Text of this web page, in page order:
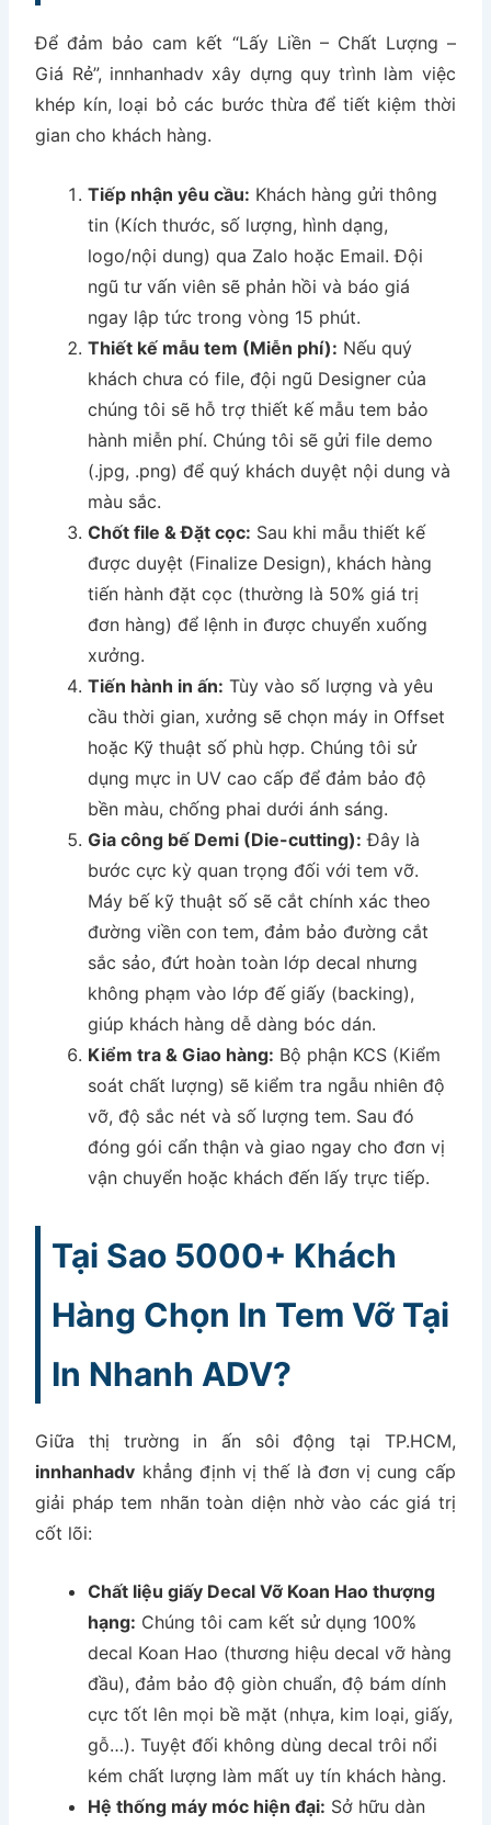
Để đảm bảo cam kết “Lấy Liền – Chất Lượng –
Giá Rẻ”, innhanhadv xây dựng quy trình làm việc
khép kín, loại bỏ các bước thừa để tiết kiệm thời
gian cho khách hàng.
Tiếp nhận yêu cầu: Khách hàng gửi thông
tin (Kích thước, số lượng, hình dạng,
logo/nội dung) qua Zalo hoặc Email. Đội
ngũ tư vấn viên sẽ phản hồi và báo giá
ngay lập tức trong vòng 15 phút.
Thiết kế mẫu tem (Miễn phí): Nếu quý
khách chưa có file, đội ngũ Designer của
chúng tôi sẽ hỗ trợ thiết kế mẫu tem bảo
hành miễn phí. Chúng tôi sẽ gửi file demo
(.jpg, .png) để quý khách duyệt nội dung và
màu sắc.
Chốt file & Đặt cọc: Sau khi mẫu thiết kế
được duyệt (Finalize Design), khách hàng
tiến hành đặt cọc (thường là 50% giá trị
đơn hàng) để lệnh in được chuyển xuống
xưởng.
Tiến hành in ấn: Tùy vào số lượng và yêu
cầu thời gian, xưởng sẽ chọn máy in Offset
hoặc Kỹ thuật số phù hợp. Chúng tôi sử
dụng mực in UV cao cấp để đảm bảo độ
bền màu, chống phai dưới ánh sáng.
Gia công bế Demi (Die-cutting): Đây là
bước cực kỳ quan trọng đối với tem vỡ.
Máy bế kỹ thuật số sẽ cắt chính xác theo
đường viền con tem, đảm bảo đường cắt
sắc sảo, đứt hoàn toàn lớp decal nhưng
không phạm vào lớp đế giấy (backing),
giúp khách hàng dễ dàng bóc dán.
Kiểm tra & Giao hàng: Bộ phận KCS (Kiểm
soát chất lượng) sẽ kiểm tra ngẫu nhiên độ
vỡ, độ sắc nét và số lượng tem. Sau đó
đóng gói cẩn thận và giao ngay cho đơn vị
vận chuyển hoặc khách đến lấy trực tiếp.
Tại Sao 5000+ Khách
Hàng Chọn In Tem Vỡ Tại
In Nhanh ADV?
Giữa thị trường in ấn sôi động tại TP.HCM,
innhanhadv khẳng định vị thế là đơn vị cung cấp
giải pháp tem nhãn toàn diện nhờ vào các giá trị
cốt lõi:
Chất liệu giấy Decal Vỡ Koan Hao thượng
hạng: Chúng tôi cam kết sử dụng 100%
decal Koan Hao (thương hiệu decal vỡ hàng
đầu), đảm bảo độ giòn chuẩn, độ bám dính
cực tốt lên mọi bề mặt (nhựa, kim loại, giấy,
gỗ…). Tuyệt đối không dùng decal trôi nổi
kém chất lượng làm mất uy tín khách hàng.
Hệ thống máy móc hiện đại: Sở hữu dàn